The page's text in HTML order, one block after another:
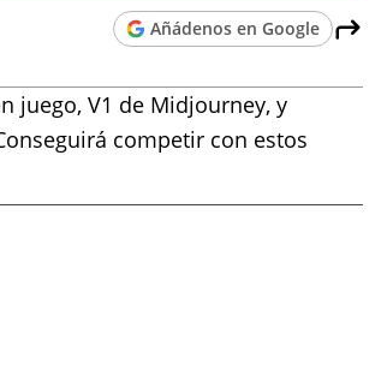
Añádenos en Google
juego, V1 de Midjourney, y
competir con estos